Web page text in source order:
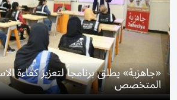
«جاهزية» يطلق برنامجاً لتعزيز كفاءة
المتخصص